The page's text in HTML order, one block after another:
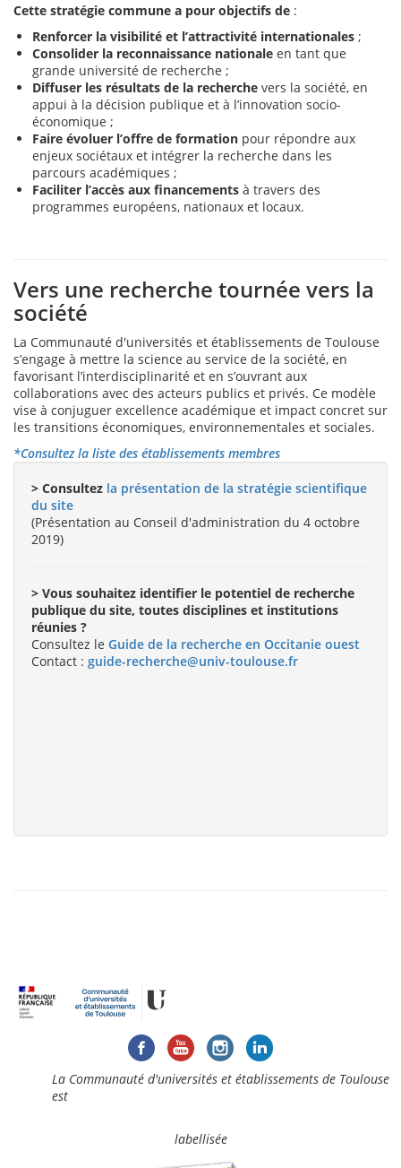
Cette stratégie commune a pour objectifs de :
Renforcer la visibilité et l’attractivité internationales ;
Consolider la reconnaissance nationale en tant que
grande université de recherche ;
Diffuser les résultats de la recherche vers la société, en
appui à la décision publique et à l’innovation socio-
économique ;
Faire évoluer l’offre de formation pour répondre aux
enjeux sociétaux et intégrer la recherche dans les
parcours académiques ;
Faciliter l’accès aux financements à travers des
programmes européens, nationaux et locaux.
Vers une recherche tournée vers la
société
La Communauté d'universités et établissements de Toulouse
s’engage à mettre la science au service de la société, en
favorisant l’interdisciplinarité et en s’ouvrant aux
collaborations avec des acteurs publics et privés. Ce modèle
vise à conjuguer excellence académique et impact concret sur
les transitions économiques, environnementales et sociales.
*Consultez la liste des établissements membres
> Consultez la présentation de la stratégie scientifique
du site
(Présentation au Conseil d'administration du 4 octobre
2019)
> Vous souhaitez identifier le potentiel de recherche
publique du site, toutes disciplines et institutions
réunies ?
Consultez le Guide de la recherche en Occitanie ouest
Contact : guide-recherche@univ-toulouse.fr
La Communauté d'universités et établissements de Toulouse
est
labellisée